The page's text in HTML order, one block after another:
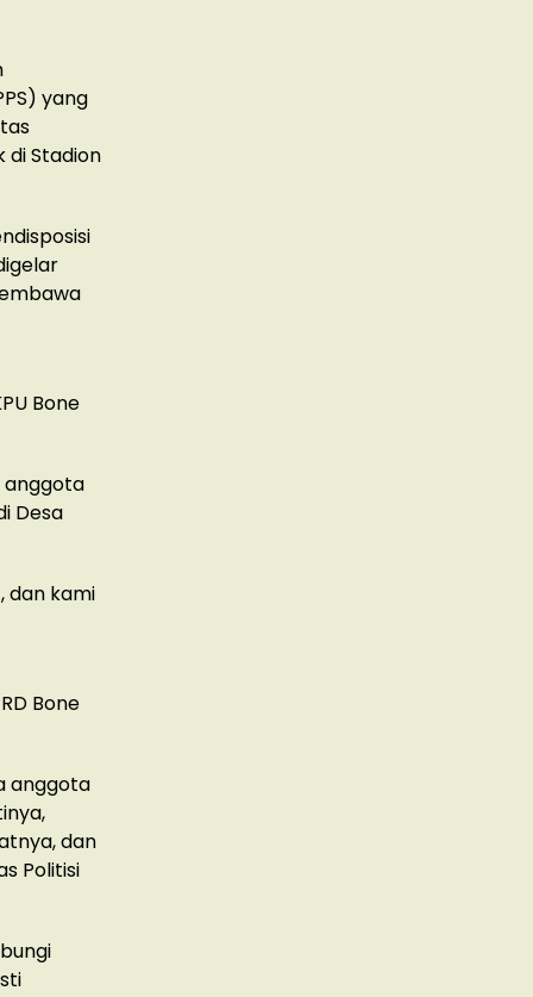
yang
di Stadion
Bone
anggota
Desa
dan kami
Bone
anggota
dan
Politisi